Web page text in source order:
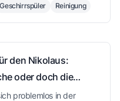
Geschirrspüler Reinigung
den Nikolaus:
oder doch die
problemlos in der